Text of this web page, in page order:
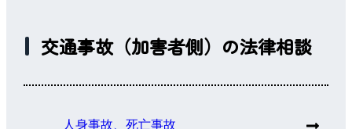
交通事故（加害者側）の法律相談
人身事故、死亡事故